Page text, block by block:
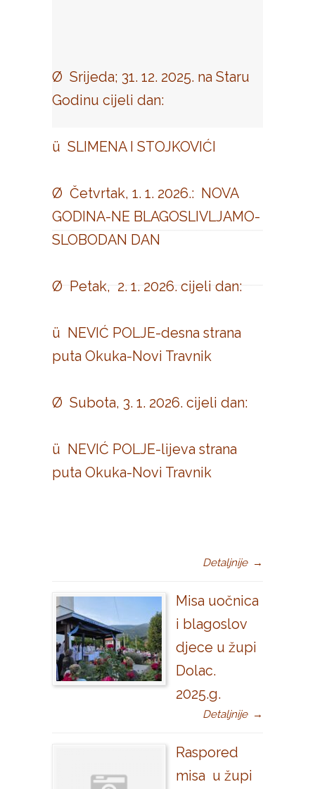
Ø Srijeda; 31. 12. 2025. na Staru
Godinu cijeli dan:
ü SLIMENA I STOJKOVIĆI
Ø Četvrtak, 1. 1. 2026.: NOVA
GODINA-NE BLAGOSLIVLJAMO-
SLOBODAN DAN
Ø Petak, 2. 1. 2026. cijeli dan:
ü NEVIĆ POLJE-desna strana
puta Okuka-Novi Travnik
Ø Subota, 3. 1. 2026. cijeli dan:
ü NEVIĆ POLJE-lijeva strana
puta Okuka-Novi Travnik
Detaljnije →
Misa uočnica
i blagoslov
djece u župi
Dolac.
2025.g.
Detaljnije →
Raspored
misa u župi